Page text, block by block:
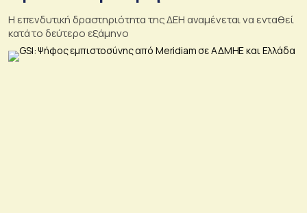
Η επενδυτική δραστηριότητα της ΔΕΗ αναμένεται να ενταθεί
κατά το δεύτερο εξάμηνο